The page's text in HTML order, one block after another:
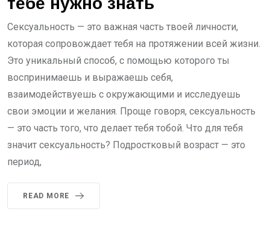
тебе нужно знать
Сексуальность — это важная часть твоей личности,
которая сопровождает тебя на протяжении всей жизни.
Это уникальный способ, с помощью которого ты
воспринимаешь и выражаешь себя,
взаимодействуешь с окружающими и исследуешь
свои эмоции и желания. Проще говоря, сексуальность
— это часть того, что делает тебя тобой. Что для тебя
значит сексуальность? Подростковый возраст — это
период,
READ MORE